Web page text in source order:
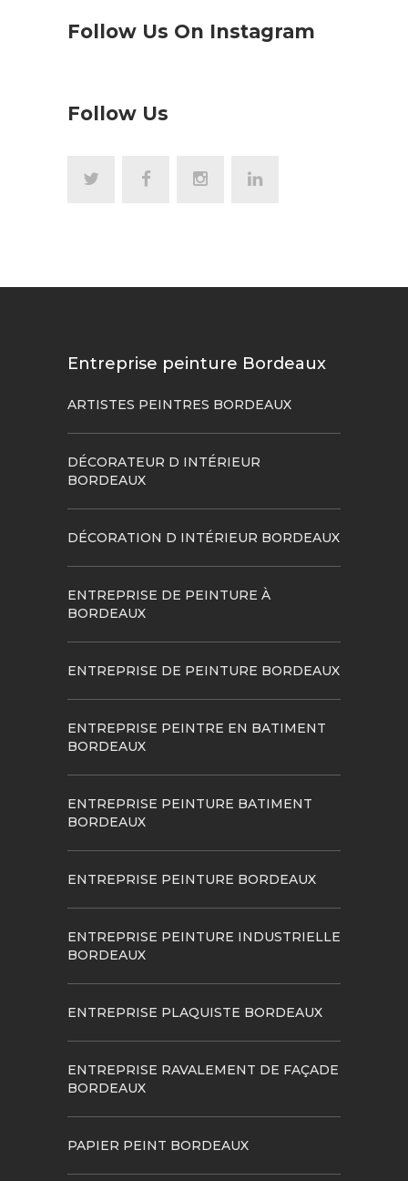
Follow Us On Instagram
Follow Us
Entreprise peinture Bordeaux
ARTISTES PEINTRES BORDEAUX
DÉCORATEUR D INTÉRIEUR
BORDEAUX
DÉCORATION D INTÉRIEUR BORDEAUX
ENTREPRISE DE PEINTURE À
BORDEAUX
ENTREPRISE DE PEINTURE BORDEAUX
ENTREPRISE PEINTRE EN BATIMENT
BORDEAUX
ENTREPRISE PEINTURE BATIMENT
BORDEAUX
ENTREPRISE PEINTURE BORDEAUX
ENTREPRISE PEINTURE INDUSTRIELLE
BORDEAUX
ENTREPRISE PLAQUISTE BORDEAUX
ENTREPRISE RAVALEMENT DE FAÇADE
BORDEAUX
PAPIER PEINT BORDEAUX